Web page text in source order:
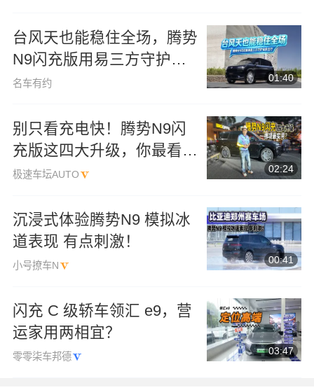
台风天也能稳住全场，腾势
N9闪充版用易三方守护全
家出行
名车有约
01:40
别只看充电快！腾势N9闪
充版这四大升级，你最看重
哪一项？
极速车坛AUTO
02:24
沉浸式体验腾势N9 模拟冰
道表现 有点刺激！
小号撩车N
00:41
闪充 C 级轿车领汇 e9，营
运家用两相宜？
零零柒车邦德
03:47